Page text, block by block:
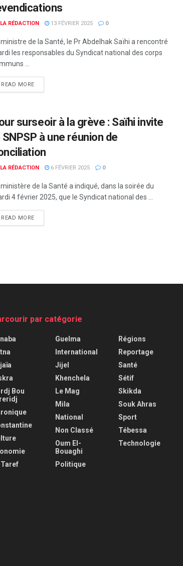
LA RÉDACTION 13 FÉVRIER 2025 0
ministre de la Santé, le Pr Abdelhak Saïhi a rencontré
les responsables du Syndicat national des corps
...
READ MORE
surseoir à la grève : Saïhi invite
SNPSP à une réunion de
LA RÉDACTION 6 FÉVRIER 2025 0
ministère de la Santé a indiqué, dans la soirée du
4 février 2025, que le Syndicat national des ...
READ MORE
par catégorie
Bou
Taref
Guelma
International
Jijel
Khenchela
Le Mag
Mila
National
Non Classé
Oum El-
Bouaghi
Politique
Régions
Reportage
Santé
Sétif
Skikda
Souk Ahras
Sport
Tébessa
Technologie